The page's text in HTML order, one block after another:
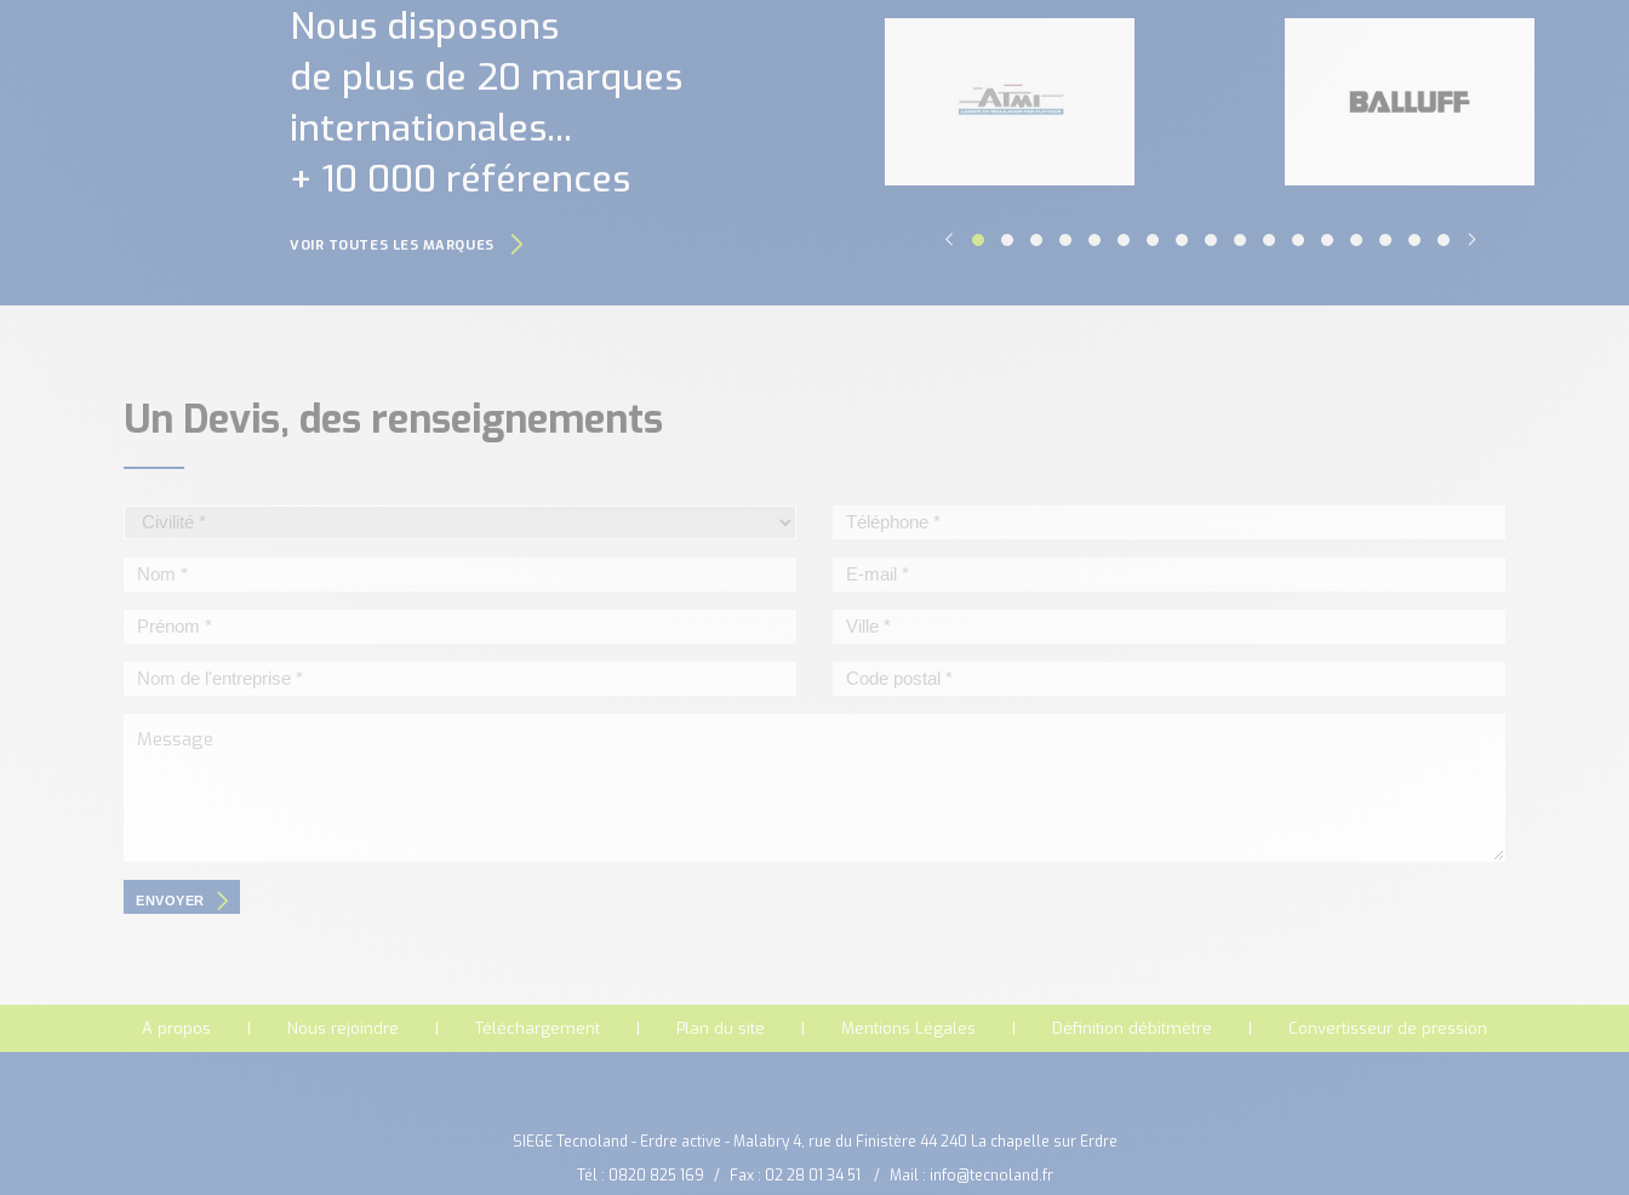
Nous disposons
de plus de 20 marques
internationales...
+ 10 000 références
VOIR TOUTES LES MARQUES
Un Devis, des renseignements
ENVOYER
A propos Nous rejoindre Téléchargement Plan du site Mentions Légales Définition débitmètre Convertisseur de pression
SIEGE Tecnoland - Erdre active - Malabry 4, rue du Finistère 44 240 La chapelle sur Erdre
Tél : 0820 825 169 Fax : 02 28 01 34 51 Mail : info@tecnoland.fr